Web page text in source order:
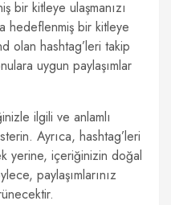
bir kitleye ulaşmanızı
hedeflenmiş bir kitleye
olan hashtag’leri takip
uygun paylaşımlar
ilgili ve anlamlı
Ayrıca, hashtag’leri
yerine, içeriğinizin doğal
paylaşımlarınız